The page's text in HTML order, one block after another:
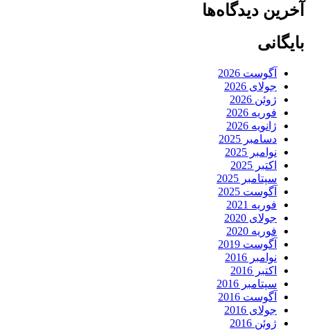
آخرین دیدگاه‌ها
بایگانی
آگوست 2026
جولای 2026
ژوئن 2026
فوریه 2026
ژانویه 2026
دسامبر 2025
نوامبر 2025
اکتبر 2025
سپتامبر 2025
آگوست 2025
فوریه 2021
جولای 2020
فوریه 2020
آگوست 2019
نوامبر 2016
اکتبر 2016
سپتامبر 2016
آگوست 2016
جولای 2016
ژوئن 2016